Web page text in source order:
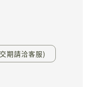
期請洽客服)